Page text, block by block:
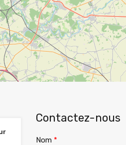
Contactez-nous
Nom *